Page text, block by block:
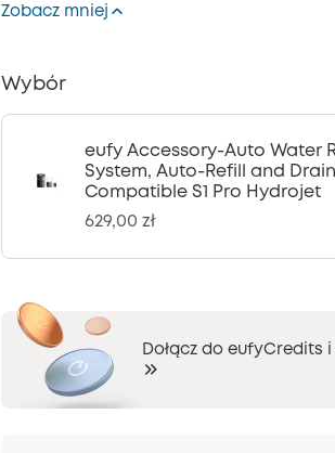
Zobacz mniej
Wybór
eufy Accessory-Auto Water
System, Auto-Refill and
Compatible S1 Pro Hydrojet
629,00 zł
Dołącz do eufyCredits